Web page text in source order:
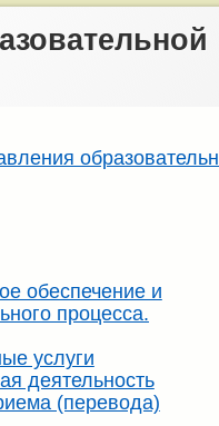
обеспечение и
процесса.
услуги
деятельность
(перевода)